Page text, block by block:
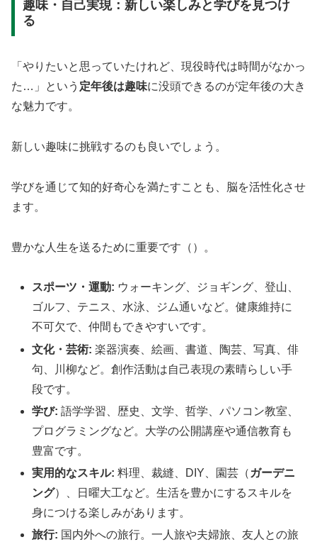
趣味・自己実現：新しい楽しみと学びを見つけ
る
「やりたいと思っていたけれど、現役時代は時間がなかっ
た…」という 定年後は趣味に没頭できるのが定年後の大き
な魅力です。
新しい趣味に挑戦するのも良いでしょう。
学びを通じて知的好奇心を満たすことも、脳を活性化させ
ます。
豊かな人生を送るために重要です（）。
スポーツ・運動: ウォーキング、ジョギング、登山、
ゴルフ、テニス、水泳、ジム通いなど。健康維持に
不可欠で、仲間もできやすいです。
文化・芸術: 楽器演奏、絵画、書道、陶芸、写真、俳
句、川柳など。創作活動は自己表現の素晴らしい手
段です。
学び: 語学学習、歴史、文学、哲学、パソコン教室、
プログラミングなど。大学の公開講座や通信教育も
豊富です。
実用的なスキル: 料理、裁縫、DIY、園芸（ ガーデニ
ング）、日曜大工など。生活を豊かにするスキルを
身につける楽しみがあります。
旅行: 国内外への旅行。一人旅や夫婦旅、友人との旅